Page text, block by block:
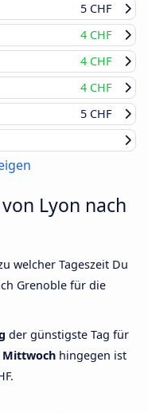
5 CHF
4 CHF
4 CHF
4 CHF
5 CHF
Lyon nach
welcher Tageszeit Du
Grenoble für die
der günstigste Tag für
Mittwoch hingegen ist